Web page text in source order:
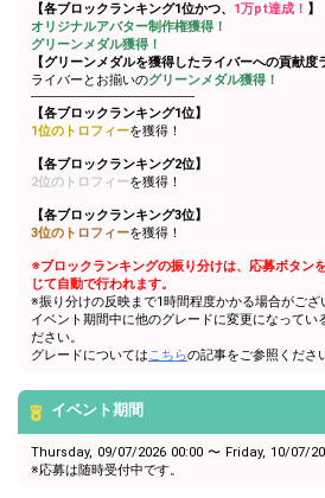
【各ブロックランキング1位かつ、 1万pt達成！ 】
オリジナルアバター制作権獲得！
グリーンメダル獲得！
【グリーンメダルを獲得したライバーへの貢献度
ライバーとお揃いのグリーンメダル獲得！
----------------------------------------------
【各ブロックランキング1位】
1位のトロフィーを獲得！
【各ブロックランキング2位】
2位のトロフィーを獲得！
【各ブロックランキング3位】
3位のトロフィーを獲得！
※ブロックランキングの振り分けは、応募ボタン
じて自動で行われます。
※振り分けの反映まで1時間程度かかる場合がござ
イベント期間中に他のグレードに変更になってい
ださい。
グレードについてはこちらの記事をご参照くださ
イベント期間
Thursday, 09/07/2026 00:00 〜 Friday, 10/07/
※応募は随時受付中です。